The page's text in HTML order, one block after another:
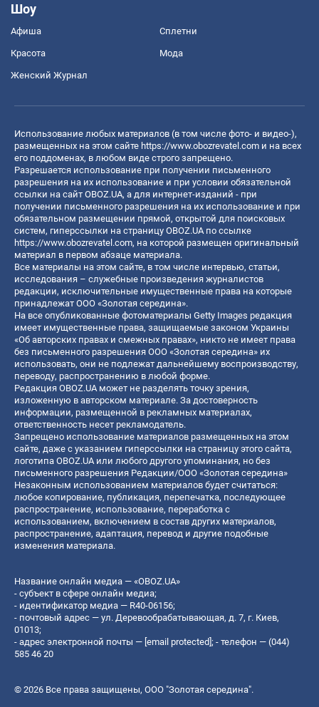
Шоу
Афиша Сплетни
Красота Мода
Женский Журнал
Использование любых материалов (в том числе фото- и видео-),
размещенных на этом сайте https://www.obozrevatel.com и на всех
его поддоменах, в любом виде строго запрещено.
Разрешается использование при получении письменного
разрешения на их использование и при условии обязательной
ссылки на сайт OBOZ.UA, а для интернет-изданий - при
получении письменного разрешения на их использование и при
обязательном размещении прямой, открытой для поисковых
систем, гиперссылки на страницу OBOZ.UA по ссылке
https://www.obozrevatel.com, на которой размещен оригинальный
материал в первом абзаце материала.
Все материалы на этом сайте, в том числе интервью, статьи,
исследования – служебные произведения журналистов
редакции, исключительные имущественные права на которые
принадлежат ООО «Золотая середина».
На все опубликованные фотоматериалы Getty Images редакция
имеет имущественные права, защищаемые законом Украины
«Об авторских правах и смежных правах», никто не имеет права
без письменного разрешения ООО «Золотая середина» их
использовать, они не подлежат дальнейшему воспроизводству,
переводу, распространению в любой форме.
Редакция OBOZ.UA может не разделять точку зрения,
изложенную в авторском материале. За достоверность
информации, размещенной в рекламных материалах,
ответственность несет рекламодатель.
Запрещено использование материалов размещенных на этом
сайте, даже с указанием гиперссылки на страницу этого сайта,
логотипа OBOZ.UA или любого другого упоминания, но без
письменного разрешения Редакции/ООО «Золотая середина»
Незаконным использованием материалов будет считаться:
любое копирование, публикация, перепечатка, последующее
распространение, использование, переработка с
использованием, включением в состав других материалов,
распространение, адаптация, перевод и другие подобные
изменения материала.
Название онлайн медиа — «OBOZ.UA»
- субъект в сфере онлайн медиа;
- идентификатор медиа — R40-06156;
- почтовый адрес — ул. Деревообрабатывающая, д. 7, г. Киев,
01013;
- адрес электронной почты — [email protected]; - телефон — (044)
585 46 20
© 2026 Все права защищены, ООО "Золотая середина".